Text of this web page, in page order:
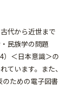
代から近世まで
・民族学の問題
）＜日本意識＞の
ています。また、
ための電子図書